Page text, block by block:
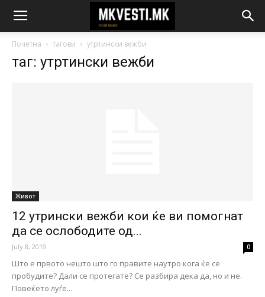
Почетна тагови утртински вежби
таг: утртински вежби
Живот
12 утрински вежби кои ќе ви помогнат
да се ослободите од...
July 8, 2019 0
Што е првото нешто што го правите наутро кога ќе се
пробудите? Дали се протегате? Се разбира дека да, но и не.
Повеќето луѓе...